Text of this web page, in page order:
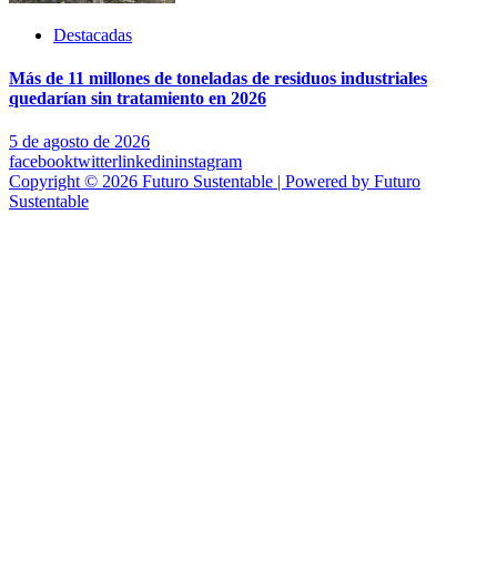
Destacadas
Más de 11 millones de toneladas de residuos industriales
quedarían sin tratamiento en 2026
5 de agosto de 2026
facebooktwitterlinkedininstagram
Copyright © 2026 Futuro Sustentable | Powered by Futuro
Sustentable